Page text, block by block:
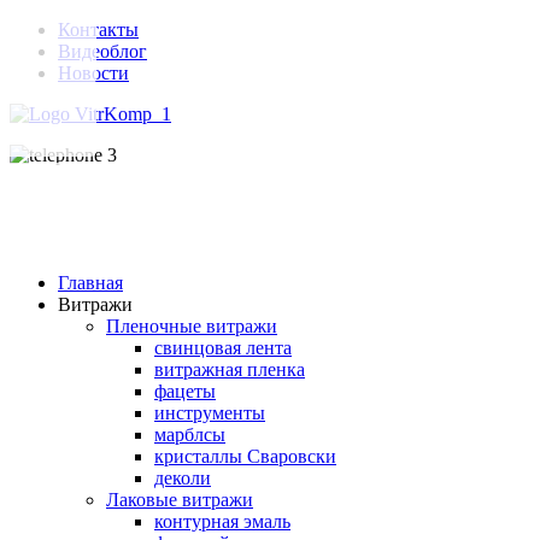
Контакты
Видеоблог
Новости
Главная
Витражи
Пленочные витражи
свинцовая лента
витражная пленка
фацеты
инструменты
марблсы
кристаллы Сваровски
деколи
Лаковые витражи
контурная эмаль